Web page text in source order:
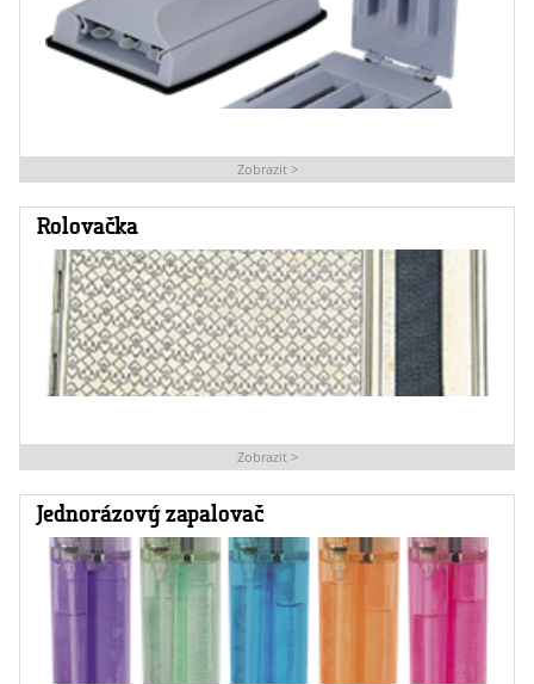
Zobrazit >
Rolovačka
Zobrazit >
Jednorázový zapalovač